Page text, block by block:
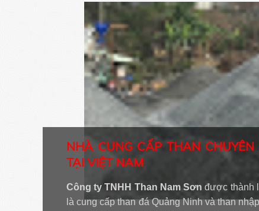
NHÀ CUNG CẤP THAN
TẠI VIỆT NAM
Công ty TNHH Than Nam Sơnđược thành
là cung cấp than đá Quảng Ninh và than